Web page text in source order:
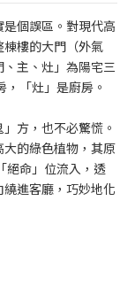
個誤區。對現代高
樓的大門（外氣
、主、灶」為陽宅三
「灶」是廚房。
方，也不必驚慌。
的綠色植物，其原
絕命」位流入，透
進客廳，巧妙地化